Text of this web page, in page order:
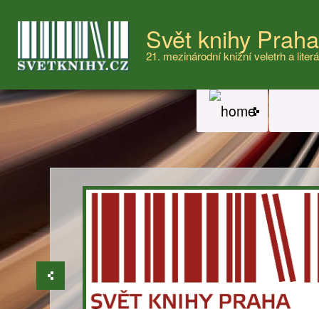
Svět knihy
21. mezinárodní knižní veletrh a